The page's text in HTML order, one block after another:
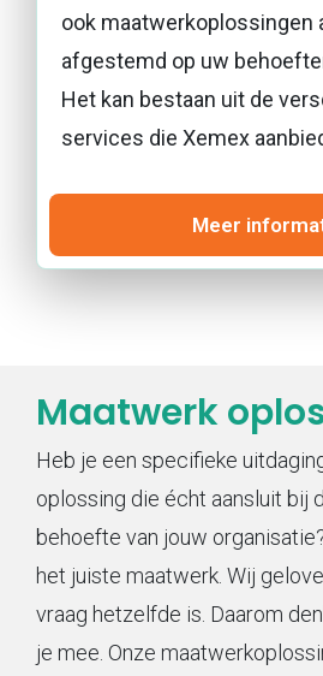
ook maatwerkoplossingen
afgestemd op uw
Het kan bestaan uit de
services die Xemex
Meer
Maatwerk
Heb je een specifieke
oplossing die écht aansluit bij
behoefte van jouw
het juiste maatwerk. Wij
vraag hetzelfde is. Daarom
je mee. Onze